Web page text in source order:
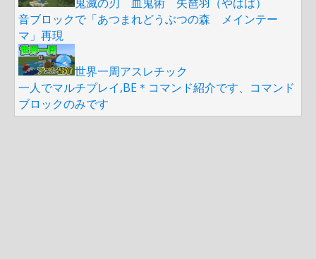
音ブロックで「あつまれどうぶつの森 メインテー
マ」再現
世界一周アスレチック
一人でマルチプレイ,BE＊コマンド紹介です、コマンド
ブロックのみです